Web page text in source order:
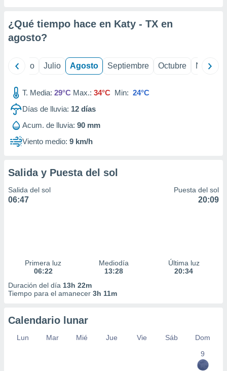
e
de
¿Qué tiempo hace en Katy - TX en
agosto?
Junio Julio Agosto Septiembre Octubre
T. Media: 29°C Max.: 34°C Min: 24°C
Días de lluvia: 12 días
Acum. de lluvia: 90 mm
Viento medio: 9 km/h
Salida y Puesta del sol
Salida del sol
06:47
Puesta del sol
20:09
Primera luz
06:22
Mediodía
13:28
Última luz
20:34
Duración del día 13h 22m
Tiempo para el amanecer 3h 11m
Calendario lunar
Lun Mar Mié Jue Vie Sáb
Dom
9